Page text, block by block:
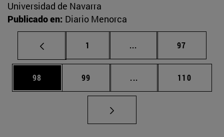
Universidad de Navarra
Publicado en: Diario Menorca
Página
1 ... Páginas intermedias
Página
97
Página
98 Página
99 ... Páginas intermedias
Página
110